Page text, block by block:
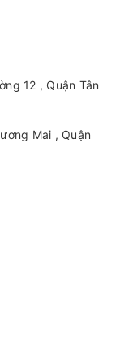
12 , Quận Tân
Mai , Quận